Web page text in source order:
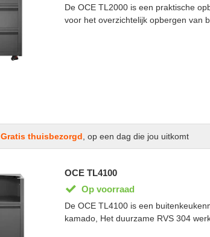
De OCE TL2000 is een praktische
voor het overzichtelijk opbergen van
Gratis thuisbezorgd, op een dag die jou uitkomt
OCE TL4100
Op voorraad
De OCE TL4100 is een
kamado, Het duurzame RVS 304